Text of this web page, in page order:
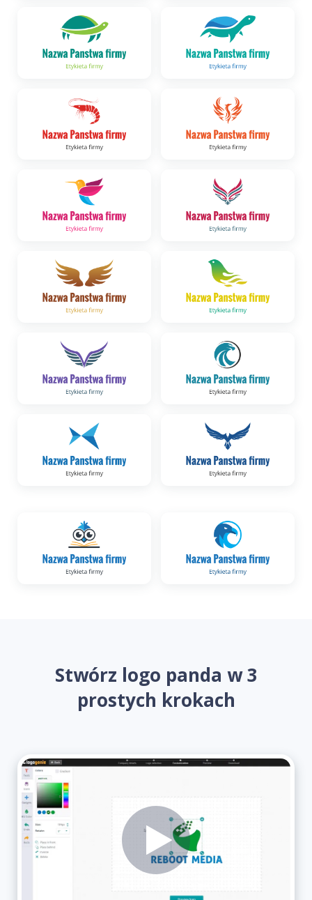
Stwórz logo panda w 3
prostych krokach